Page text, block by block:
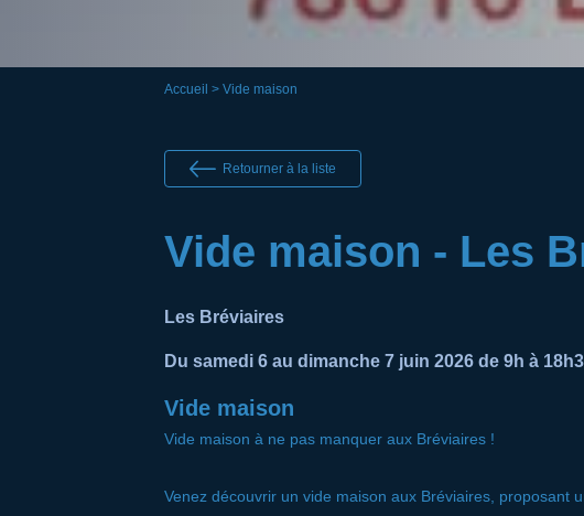
Accueil > Vide maison
Retourner à la liste
Vide maison - Les
Les Bréviaires
Du samedi 6 au dimanche 7 juin 2026 de 9h à
Vide maison
Vide maison à ne pas manquer aux Bréviaires !
Venez découvrir un vide maison aux Bréviaires, proposant